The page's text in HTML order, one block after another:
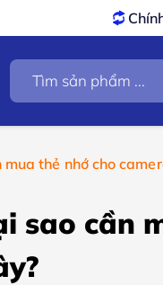
Bảo hành –
Tìm
kiếm
sản
mua thẻ nhớ cho
sao cần